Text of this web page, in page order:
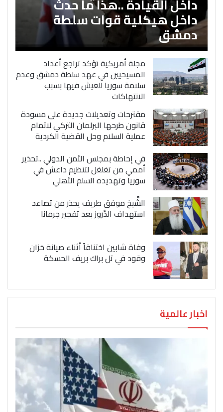
داخل هيكلية قوات سلطة
دمشق
مجلة أمريكية تؤكد تراجع أعداد
المسيحيين في عهد سلطة دمشق وعدم
سلامة سوريا للعيش فيها بسبب
الانتهاكات
مقترحات وتعديلات جديدة على مسودة
قانون طرحها البرلمان التركي لاتمام
عملية السلام وحل القضية الكردية
في إحاطة بمجلس الأمن الدولي ..تحذير
أممي من تغلغل لتنظيم داعش في
سوريا وتهديده السلم الأهلي
الشَّيخ موفق طريف يحذر من تصاعد
استهداف الدَّروز بعد تفجير جرمانا
وفاة شابين اختناقاً أثناء صيانة خزان
وقود في تل براك بريف الحسكة
اخبار عالمية